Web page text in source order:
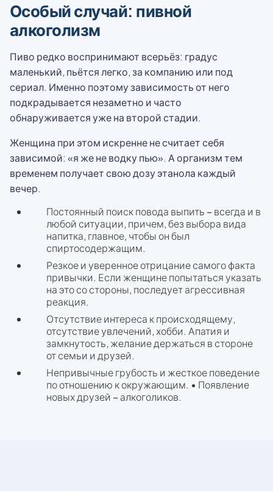
Особый случай: пивной
алкоголизм
Пиво редко воспринимают всерьёз: градус
маленький, пьётся легко, за компанию или под
сериал. Именно поэтому зависимость от него
подкрадывается незаметно и часто
обнаруживается уже на второй стадии.
Женщина при этом искренне не считает себя
зависимой: «я же не водку пью». А организм тем
временем получает свою дозу этанола каждый
вечер.
Постоянный поиск повода выпить – всегда и в
любой ситуации, причем, без выбора вида
напитка, главное, чтобы он был
спиртосодержащим.
Резкое и уверенное отрицание самого факта
привычки. Если женщине попытаться указать
на это со стороны, последует агрессивная
реакция.
Отсутствие интереса к происходящему,
отсутствие увлечений, хобби. Апатия и
замкнутость, желание держаться в стороне
от семьи и друзей.
Непривычные грубость и жесткое поведение
по отношению к окружающим. • Появление
новых друзей – алкоголиков.